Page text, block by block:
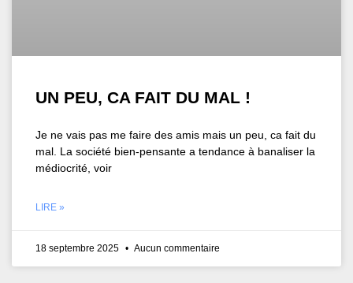
UN PEU, CA FAIT DU MAL !
Je ne vais pas me faire des amis mais un peu, ca fait du
mal. La société bien-pensante a tendance à banaliser la
médiocrité, voir
LIRE »
18 septembre 2025 Aucun commentaire